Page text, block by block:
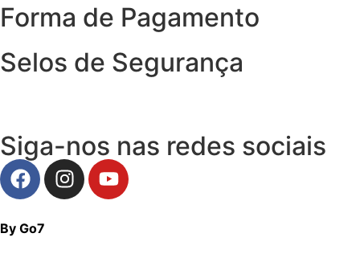
Forma de Pagamento
Selos de Segurança
Siga-nos nas redes sociais
By Go7